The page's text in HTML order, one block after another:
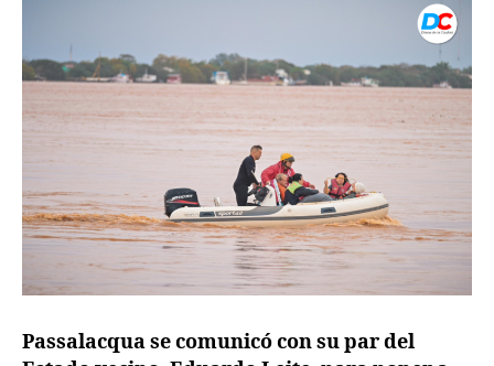
Passalacqua se comunicó con su par del